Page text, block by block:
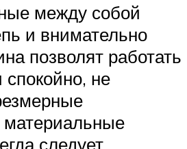
между собой
и внимательно
позволят работать
не
следует